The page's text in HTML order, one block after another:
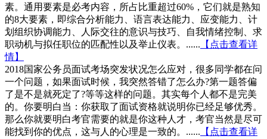
素。通用要素是必考内容，所占比重超过60%，它们就是熟知
的8大要素，即综合分析能力、语言表达能力、应变能力、计
划组织协调能力、人际交往的意识与技巧、自我情绪控制、求
职动机与拟任职位的匹配性以及举止仪表。...... 【点击查看详
情】
2018国家公务员面试考场突发状况怎么应对，很多同学都在问
一个问题，如果面试时候，我突然答错了怎么办?第一题答偏
了是不是就死定了?等等这样的问题。其实每个人都不是完美
的。你要明白当：你获取了面试资格就说明你已经足够优秀。
那么你就要明白考官需要的就是你这种人才，考官当然是尽可
能找到你的优点，这与人的心理是一致的。...... 【点击查看详